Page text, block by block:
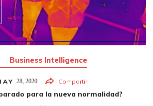
Business Intelligence
28, 2020 Compartir
para la nueva normalidad?